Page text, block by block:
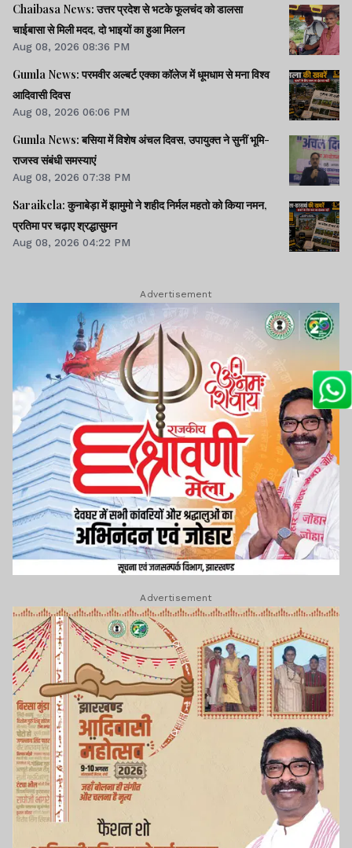
Chaibasa News: उत्तर प्रदेश से भटके फूलचंद को डालसा
चाईबासा से मिली मदद, दो भाइयों का हुआ मिलन
Aug 08, 2026 08:36 PM
Gumla News: परमवीर अल्बर्ट एक्का कॉलेज में धूमधाम से मना विश्व
आदिवासी दिवस
Aug 08, 2026 06:06 PM
Gumla News: बसिया में विशेष अंचल दिवस, उपायुक्त ने सुनीं भूमि-
राजस्व संबंधी समस्याएं
Aug 08, 2026 07:38 PM
Saraikela: कुनाबेड़ा में झामुमो ने शहीद निर्मल महतो को किया नमन,
प्रतिमा पर चढ़ाए श्रद्धासुमन
Aug 08, 2026 04:22 PM
Advertisement
Advertisement